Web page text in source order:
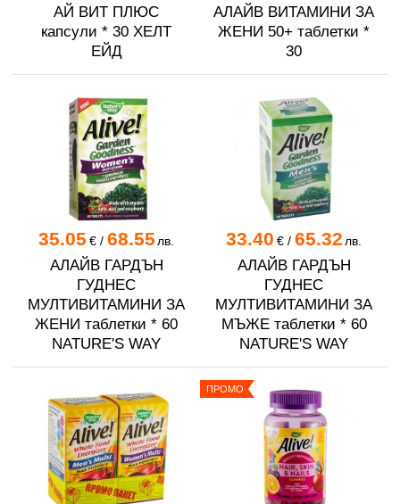
АЙ ВИТ ПЛЮС
капсули * 30 ХЕЛТ
ЕЙД
АЛАЙВ ВИТАМИНИ ЗА
ЖЕНИ 50+ таблетки *
30
35.05 €/ 68.55 лв.
АЛАЙВ ГАРДЪН
ГУДНЕС
МУЛТИВИТАМИНИ ЗА
ЖЕНИ таблетки * 60
NATURE'S WAY
33.40 €/ 65.32 лв.
АЛАЙВ ГАРДЪН
ГУДНЕС
МУЛТИВИТАМИНИ ЗА
МЪЖЕ таблетки * 60
NATURE'S WAY
ПРОМО